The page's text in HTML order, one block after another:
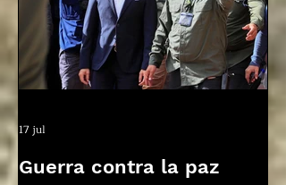
Guerra contra la paz
17 jul